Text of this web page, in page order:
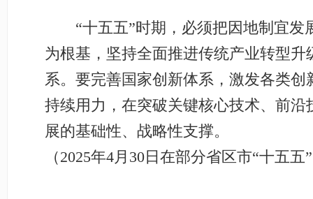
“十五五”时期，必须把因地制宜发
为根基，坚持全面推进传统产业转型
系。要完善国家创新体系，激发各类
持续用力，在突破关键核心技术、前
展的基础性、战略性支撑。
（2025年4月30日在部分省区市“十五